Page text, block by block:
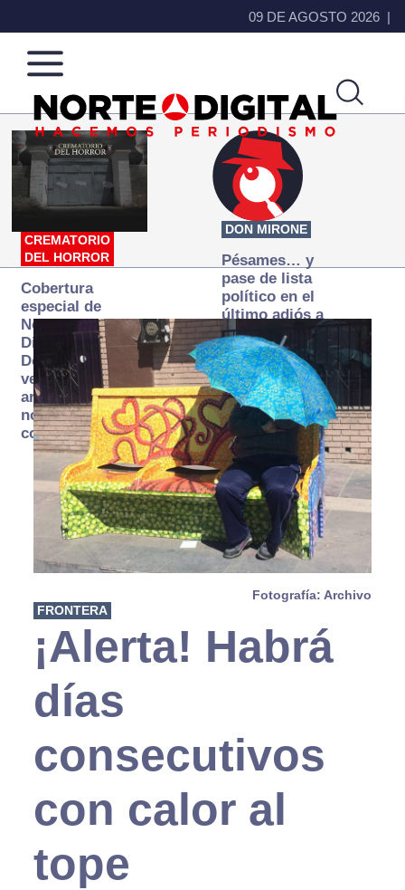
09 DE AGOSTO 2026
Norte
de
Ciudad
Más
que
noticias,
hacemos periodismo
CREMATORIO
DEL HORROR
Cobertura
especial de
Norte
Digital:
Donde la
verdad
arde… pero
no se
consume
DON MIRONE
Pésames… y
pase de lista
político en el
último adiós a
Papá Grande
Fotografía: Archivo
FRONTERA
¡Alerta! Habrá
días
consecutivos
con calor al
tope